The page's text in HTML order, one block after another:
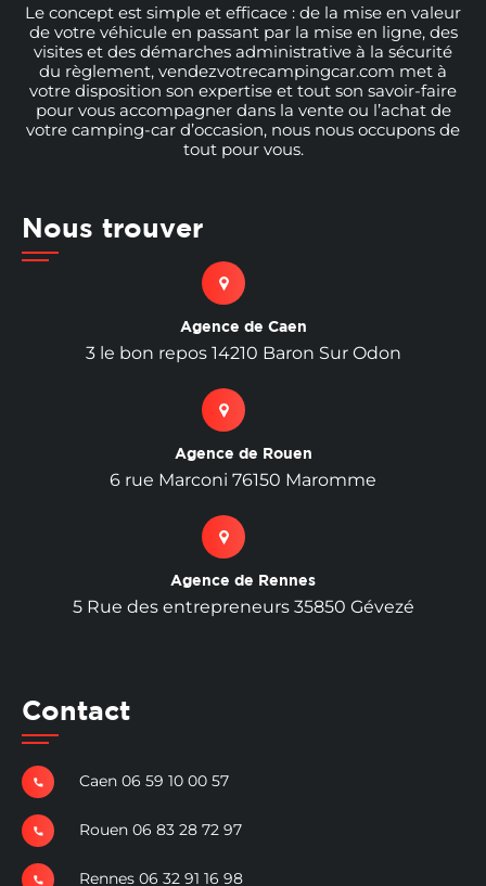
Le concept est simple et efficace : de la mise en valeur
de votre véhicule en passant par la mise en ligne, des
visites et des démarches administrative à la sécurité
du règlement, vendezvotrecampingcar.com met à
votre disposition son expertise et tout son savoir-faire
pour vous accompagner dans la vente ou l’achat de
votre camping-car d’occasion, nous nous occupons de
tout pour vous.
Nous trouver
Agence de Caen
3 le bon repos 14210 Baron Sur Odon
Agence de Rouen
6 rue Marconi 76150 Maromme
Agence de Rennes
5 Rue des entrepreneurs 35850 Gévezé
Contact
Caen 06 59 10 00 57
Rouen 06 83 28 72 97
Rennes 06 32 91 16 98